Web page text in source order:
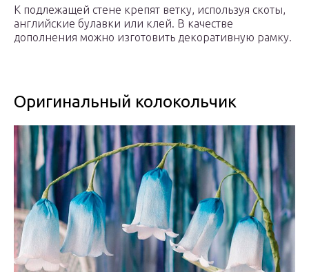
К подлежащей стене крепят ветку, используя скоты,
английские булавки или клей. В качестве
дополнения можно изготовить декоративную рамку.
Оригинальный колокольчик